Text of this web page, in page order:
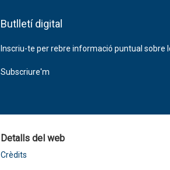
Butlletí digital
Inscriu-te per rebre informació puntual sobre
Subscriure'm
Detalls del web
Crèdits